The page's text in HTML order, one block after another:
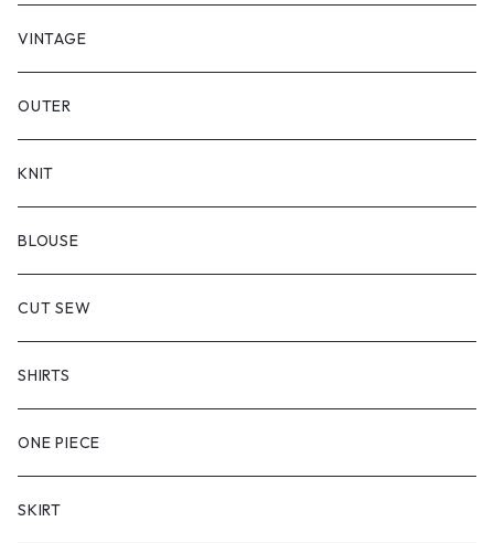
VINTAGE
OUTER
KNIT
BLOUSE
CUT SEW
SHIRTS
ONE PIECE
SKIRT